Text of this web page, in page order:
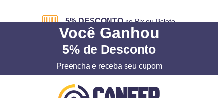
5% DESCONTO no Pix ou Boleto
Você Ganhou
5% de Desconto
Preencha e receba seu cupom